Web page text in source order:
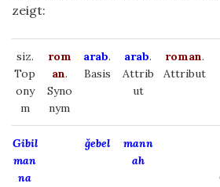
zeigt:
siz.
Top
ony
m
rom
an.
Syno
nym
arab.
Basis
arab.
Attrib
ut
roman.
Attribut
Gibil
man
na
ǧebel
mann
ah